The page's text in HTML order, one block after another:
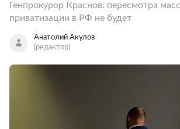
Генпрокурор Краснов: пересмотра
приватизации в РФ не будет
Анатолий Акулов
(редактор)